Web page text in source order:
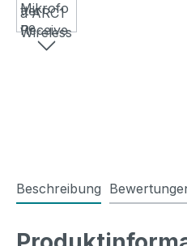
Beschreibung